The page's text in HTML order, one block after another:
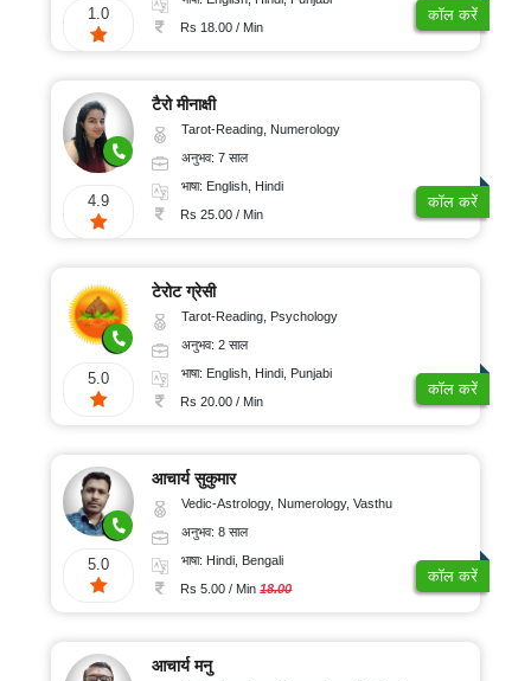
1.0
Rs 18.00 / Min
कॉल करें
4.9
टैरो मीनाक्षी
Tarot-Reading, Numerology
अनुभव: 7 साल
भाषा: English, Hindi
Rs 25.00 / Min
कॉल करें
5.0
टेरोट ग्रेसी
Tarot-Reading, Psychology
अनुभव: 2 साल
भाषा: English, Hindi, Punjabi
Rs 20.00 / Min
कॉल करें
5.0
आचार्य सुकुमार
Vedic-Astrology, Numerology, Vasthu
अनुभव: 8 साल
भाषा: Hindi, Bengali
Rs 5.00 / Min18.00
कॉल करें
आचार्य मनु